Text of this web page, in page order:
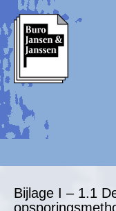
Bijlage I – 1.1